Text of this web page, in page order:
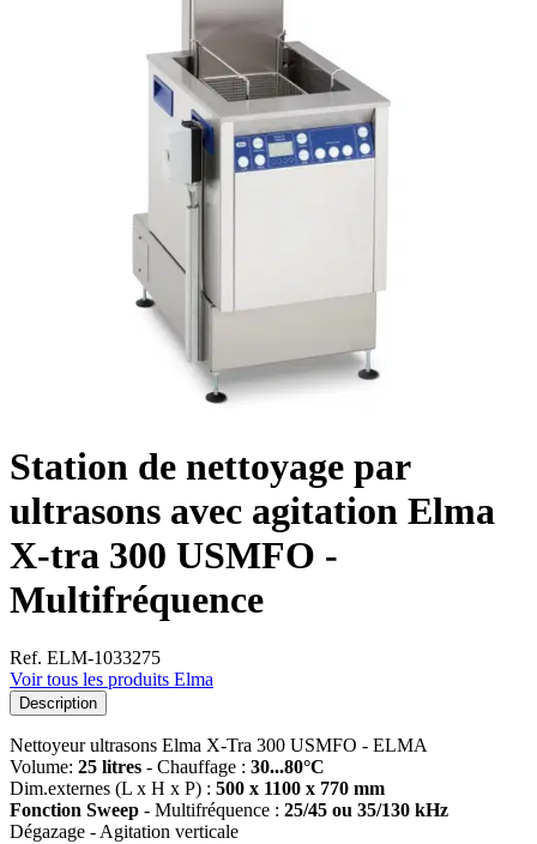
Station de nettoyage par
ultrasons avec agitation Elma
X-tra 300 USMFO -
Multifréquence
Ref. ELM-1033275
Voir tous les produits Elma
Description
Nettoyeur ultrasons Elma X-Tra 300 USMFO - ELMA
Volume: 25 litres - Chauffage : 30...80°C
Dim.externes (L x H x P) : 500 x 1100 x 770 mm
Fonction Sweep - Multifréquence : 25/45 ou 35/130 kHz
Dégazage - Agitation verticale